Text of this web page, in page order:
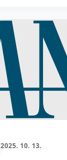
2025. 10. 13.